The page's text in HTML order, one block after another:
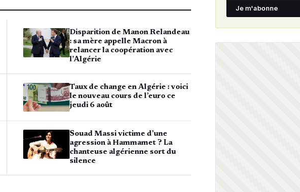
Disparition de Manon Relandeau
: sa mère appelle Macron à
relancer la coopération avec
l’Algérie
Taux de change en Algérie : voici
le nouveau cours de l’euro ce
jeudi 6 août
Souad Massi victime d’une
agression à Hammamet ? La
chanteuse algérienne sort du
silence
Je m'abonne